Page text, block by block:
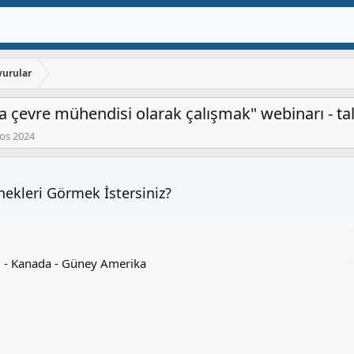
çevre mühendisi olarak çalışmak" webinarı -
2024
Görmek İstersiniz?
Kanada - Güney Amerika